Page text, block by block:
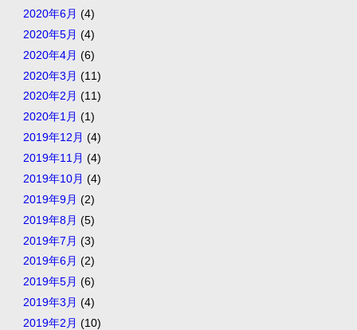
2020年6月 (4)
2020年5月 (4)
2020年4月 (6)
2020年3月 (11)
2020年2月 (11)
2020年1月 (1)
2019年12月 (4)
2019年11月 (4)
2019年10月 (4)
2019年9月 (2)
2019年8月 (5)
2019年7月 (3)
2019年6月 (2)
2019年5月 (6)
2019年3月 (4)
2019年2月 (10)